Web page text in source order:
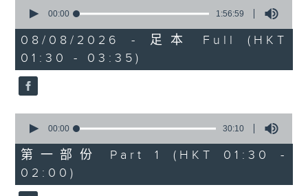
seconds
1
hour,
56
minutes,
59
seconds
00:00 1:56:59
08/08/2026 - 足本 Full (HKT
01:30 - 03:35)
seconds
30
minutes,
10
seconds
00:00 30:10
第一部份 Part 1 (HKT 01:30 -
02:00)